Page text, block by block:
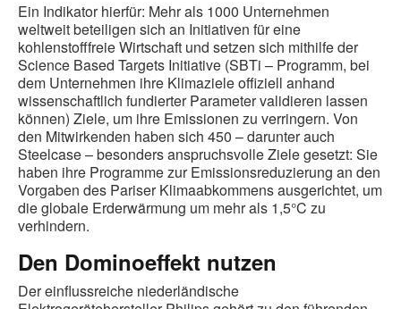
Ein Indikator hierfür: Mehr als 1000 Unternehmen
weltweit beteiligen sich an Initiativen für eine
kohlenstofffreie Wirtschaft und setzen sich mithilfe der
Science Based Targets Initiative (SBTi – Programm, bei
dem Unternehmen ihre Klimaziele offiziell anhand
wissenschaftlich fundierter Parameter validieren lassen
können) Ziele, um ihre Emissionen zu verringern. Von
den Mitwirkenden haben sich 450 – darunter auch
Steelcase – besonders anspruchsvolle Ziele gesetzt: Sie
haben ihre Programme zur Emissionsreduzierung an den
Vorgaben des Pariser Klimaabkommens ausgerichtet, um
die globale Erderwärmung um mehr als 1,5°C zu
verhindern.
Den Dominoeffekt nutzen
Der einflussreiche niederländische